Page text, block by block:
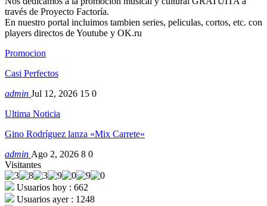
través de Proyecto Factoría.
En nuestro portal incluimos tambien series, peliculas, cortos, etc. con
players directos de Youtube y OK.ru
Promocion
Casi Perfectos
admin Jul 12, 2026 15 0
Ultima Noticia
Gino Rodríguez lanza «Mix Carrete»
admin Ago 2, 2026 8 0
Visitantes
Usuarios hoy : 662
Usuarios ayer : 1248